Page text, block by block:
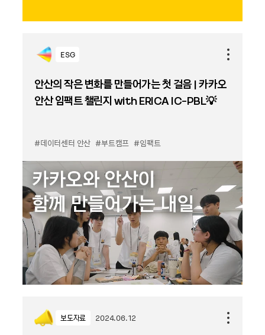
ESG
안산의 작은 변화를 만들어가는 첫 걸음 | 카카오
안산 임팩트 챌린지 with ERICA IC-PBL💡
#데이터센터 안산 #부트캠프 #임팩트
보도자료 2024.06.12